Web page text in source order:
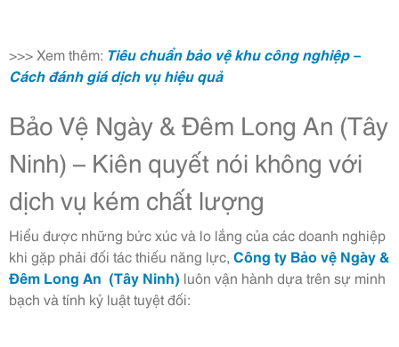
>>> Xem thêm: Tiêu chuẩn bảo vệ khu công nghiệp –
Cách đánh giá dịch vụ hiệu quả
Bảo Vệ Ngày & Đêm Long An (Tây
Ninh) – Kiên quyết nói không với
dịch vụ kém chất lượng
Hiểu được những bức xúc và lo lắng của các doanh nghiệp
khi gặp phải đối tác thiếu năng lực, Công ty Bảo vệ Ngày &
Đêm Long An (Tây Ninh) luôn vận hành dựa trên sự minh
bạch và tính kỷ luật tuyệt đối: